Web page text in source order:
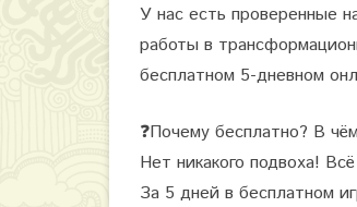
У нас есть проверенные
работы в
бесплатном 5-дневном
❓Почему бесплатно? В
Нет никакого подвоха!
За 5 дней в бесплатном